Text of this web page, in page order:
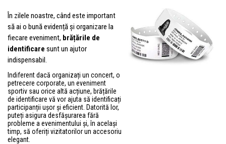
În zilele noastre, când este important
să ai o bună evidență și organizare la
fiecare eveniment, brățările de
identificare sunt un ajutor
indispensabil.
Indiferent dacă organizați un concert, o
petrecere corporate, un eveniment
sportiv sau orice altă acțiune, brățările
de identificare vă vor ajuta să identificați
participanții ușor și eficient. Datorită lor,
puteți asigura desfășurarea fără
probleme a evenimentului și, în același
timp, să oferiți vizitatorilor un accesoriu
elegant.